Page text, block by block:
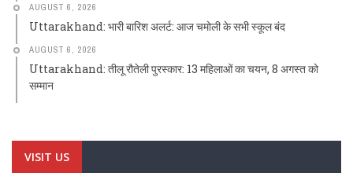
AUGUST 6, 2026
Uttarakhand: भारी बारिश अलर्ट: आज चमोली के सभी स्कूल बंद
AUGUST 6, 2026
Uttarakhand: तीलू रौतेली पुरस्कार: 13 महिलाओं का चयन, 8 अगस्त को
सम्मान
VISIT US